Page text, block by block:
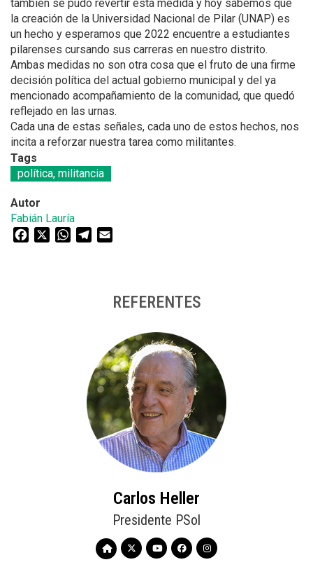
también se pudo revertir esta medida y hoy sabemos que
la creación de la Universidad Nacional de Pilar (UNAP) es
un hecho y esperamos que 2022 encuentre a estudiantes
pilarenses cursando sus carreras en nuestro distrito.
Ambas medidas no son otra cosa que el fruto de una firme
decisión política del actual gobierno municipal y del ya
mencionado acompañamiento de la comunidad, que quedó
reflejado en las urnas.
Cada una de estas señales, cada uno de estos hechos, nos
incita a reforzar nuestra tarea como militantes.
Tags
política, militancia
Autor
Fabián Lauría
Facebook WhatsAppTelegram
REFERENTES
Carlos Heller
Presidente PSol